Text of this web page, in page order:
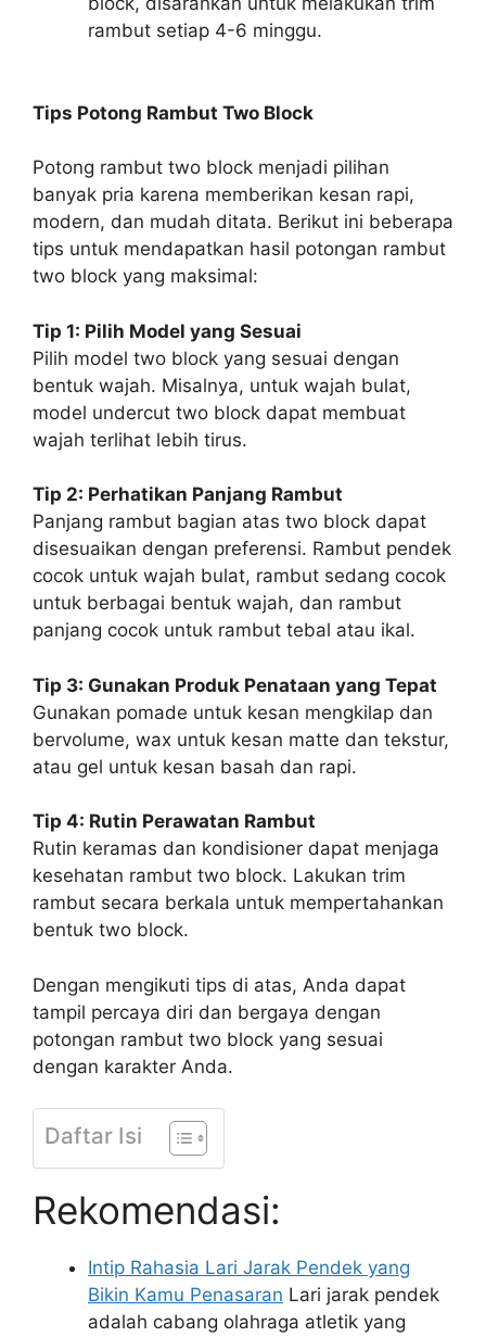
rambut setiap 4-6 minggu.
Tips Potong Rambut Two Block
Potong rambut two block menjadi pilihan
banyak pria karena memberikan kesan rapi,
modern, dan mudah ditata. Berikut ini beberapa
tips untuk mendapatkan hasil potongan rambut
two block yang maksimal:
Tip 1: Pilih Model yang Sesuai
Pilih model two block yang sesuai dengan
bentuk wajah. Misalnya, untuk wajah bulat,
model undercut two block dapat membuat
wajah terlihat lebih tirus.
Tip 2: Perhatikan Panjang Rambut
Panjang rambut bagian atas two block dapat
disesuaikan dengan preferensi. Rambut pendek
cocok untuk wajah bulat, rambut sedang cocok
untuk berbagai bentuk wajah, dan rambut
panjang cocok untuk rambut tebal atau ikal.
Tip 3: Gunakan Produk Penataan yang Tepat
Gunakan pomade untuk kesan mengkilap dan
bervolume, wax untuk kesan matte dan tekstur,
atau gel untuk kesan basah dan rapi.
Tip 4: Rutin Perawatan Rambut
Rutin keramas dan kondisioner dapat menjaga
kesehatan rambut two block. Lakukan trim
rambut secara berkala untuk mempertahankan
bentuk two block.
Dengan mengikuti tips di atas, Anda dapat
tampil percaya diri dan bergaya dengan
potongan rambut two block yang sesuai
dengan karakter Anda.
Daftar Isi
Rekomendasi:
Intip Rahasia Lari Jarak Pendek yang
Bikin Kamu Penasaran Lari jarak pendek
adalah cabang olahraga atletik yang